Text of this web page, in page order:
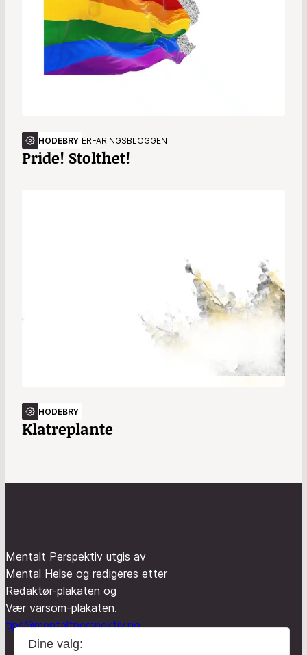
HODEBRY ERFARINGSBLOGGEN
Pride! Stolthet!
HODEBRY
Klatreplante
Mentalt Perspektiv utgis av
Mental Helse og redigeres etter
Redaktør-plakaten og
Vær varsom-plakaten.
tips@mentaltperspektiv.no
Dine valg: